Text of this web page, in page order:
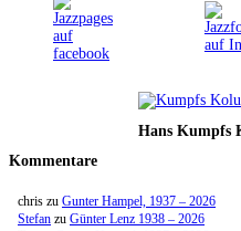
Hans Kumpfs
Kommentare
chris zu Gunter Hampel, 1937 – 2026
Stefan zu Günter Lenz 1938 – 2026